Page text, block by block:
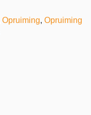
Opruiming, Opruiming